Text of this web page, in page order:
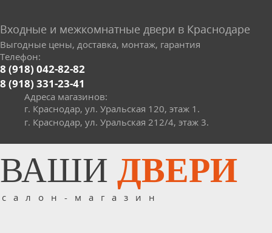
Входные и межкомнатные двери в Краснодаре
Выгодные цены, доставка, монтаж, гарантия
Телефон:
8 (918) 042-82-82
8 (918) 331-23-41
Адреса магазинов:
г. Краснодар, ул. Уральская 120, этаж 1.
г. Краснодар, ул. Уральская 212/4, этаж 3.
ВАШИ ДВЕРИ
салон-магазин